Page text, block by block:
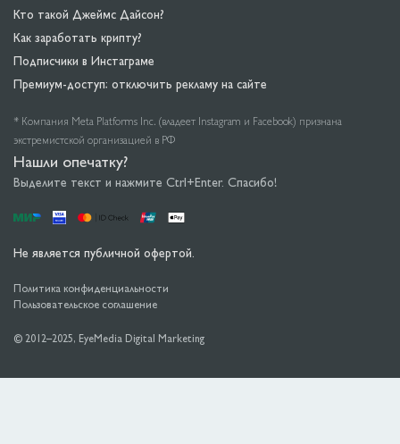
Кто такой Джеймс Дайсон?
Как заработать крипту?
Подписчики в Инстаграме
Премиум-доступ: отключить рекламу на сайте
* Компания Meta Platforms Inc. (владеет Instagram и Facebook) признана
экстремистской организацией в РФ
Нашли опечатку?
Выделите текст и нажмите Ctrl+Enter. Спасибо!
Не является публичной офертой.
Политика конфиденциальности
Пользовательское соглашение
© 2012–2025, EyeMedia Digital Marketing